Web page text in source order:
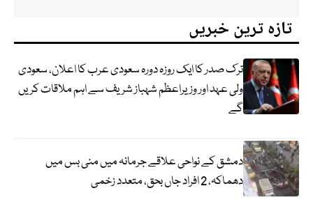
تازہ ترین خبریں
ترک صدر کا ایک روزہ دورہ سعودی عرب کا اعلان، سعودی
ولی عہد اور وزیراعظم شہباز شریف سے اہم ملاقات کریں
گے
دمشق کے نواحی علاقے جرمانہ میں منی بس میں
دھماکہ، 2 افراد جاں بحق، متعدد زخمی